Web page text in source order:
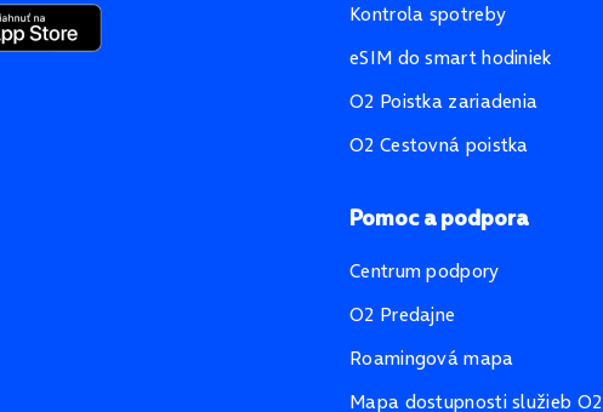
Kontrola spotreby
eSIM do smart hodiniek
O2 Poistka zariadenia
O2 Cestovná poistka
Pomoc a podpora
Centrum podpory
O2 Predajne
Roamingová mapa
Mapa dostupnosti služieb O2